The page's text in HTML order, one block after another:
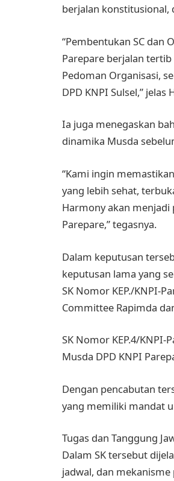
berjalan
“Pembentukan SC dan
Parepare berjalan tertib
Pedoman Organisasi,
DPD KNPI Sulsel,” jelas
Ia juga menegaskan
dinamika Musda
“Kami ingin
yang lebih sehat,
Harmony akan
Parepare,” tegasnya.
Dalam keputusan
keputusan lama yang
SK Nomor KEP./KNPI-
Committee Rapimda
SK Nomor KEP.4/
Musda DPD KNPI
Dengan pencabutan
yang memiliki mandat
Tugas dan Tanggung
Dalam SK tersebut
jadwal, dan